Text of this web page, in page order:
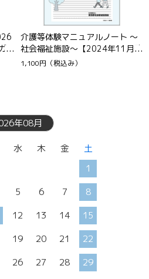
介護等体験マニュアルノート ～
社会福祉施設～【2024年11月改
訂版】
1,100円 （税込み）
年08月
水 木 金
土
1
5 6 7
8
12 13 14
15
19 20 21
22
26 27 28
29